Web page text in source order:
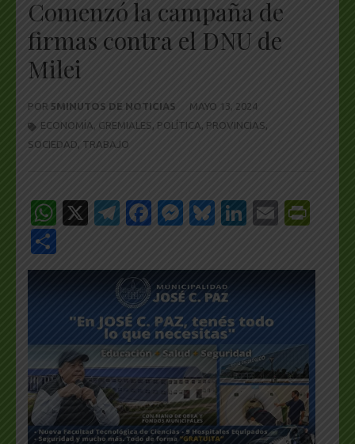
Comenzó la campaña de
firmas contra el DNU de
Milei
POR 5MINUTOS DE NOTICIAS
MAYO 13, 2024
ECONOMÍA GREMIALES , POLÍTICA, PROVINCIAS,
SOCIEDAD, TRABAJO
WhatsApp
X Telegram
Facebook
Messenger
Bluesky
LinkedIn
Email